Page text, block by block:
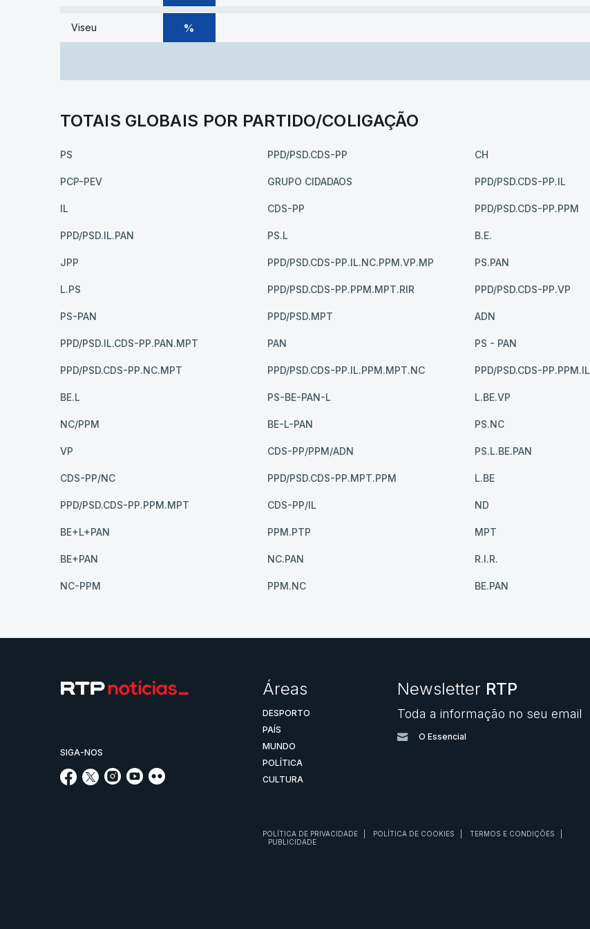
Viseu %
TOTAIS GLOBAIS POR PARTIDO/COLIGAÇÃO
PS PPD/PSD.CDS-PP CH
PCP-PEV GRUPO CIDADAOS PPD/PSD.CDS-PP.IL
IL CDS-PP PPD/PSD.CDS-PP.PPM
PPD/PSD.IL.PAN PS.L B.E.
JPP PPD/PSD.CDS-PP.IL.NC.PPM.VP.MP PS.PAN
L.PS PPD/PSD.CDS-PP.PPM.MPT.RIR PPD/PSD.CDS-PP.VP
PS-PAN PPD/PSD.MPT ADN
PPD/PSD.IL.CDS-PP.PAN.MPT PAN PS - PAN
PPD/PSD.CDS-PP.NC.MPT PPD/PSD.CDS-PP.IL.PPM.MPT.NC PPD/PSD.CDS-PP.PPM.IL
BE.L PS-BE-PAN-L L.BE.VP
NC/PPM BE-L-PAN PS.NC
VP CDS-PP/PPM/ADN PS.L.BE.PAN
CDS-PP/NC PPD/PSD.CDS-PP.MPT.PPM L.BE
PPD/PSD.CDS-PP.PPM.MPT CDS-PP/IL ND
BE+L+PAN PPM.PTP MPT
BE+PAN NC.PAN R.I.R.
NC-PPM PPM.NC BE.PAN
SIGA-NOS
Áreas
DESPORTO
PAÍS
MUNDO
POLÍTICA
CULTURA
Newsletter RTP
Toda a informação no seu email
O Essencial
POLÍTICA DE PRIVACIDADE POLÍTICA DE COOKIES TERMOS E CONDIÇÕES
PUBLICIDADE